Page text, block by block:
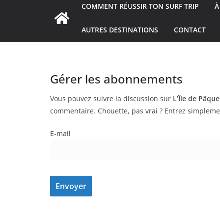
COMMENT RÉUSSIR TON SURF TRIP
AUTRES DESTINATIONS CONTACT
Gérer les abonnements
Vous pouvez suivre la discussion sur L’Île de
commentaire. Chouette, pas vrai ? Entrez
E-mail